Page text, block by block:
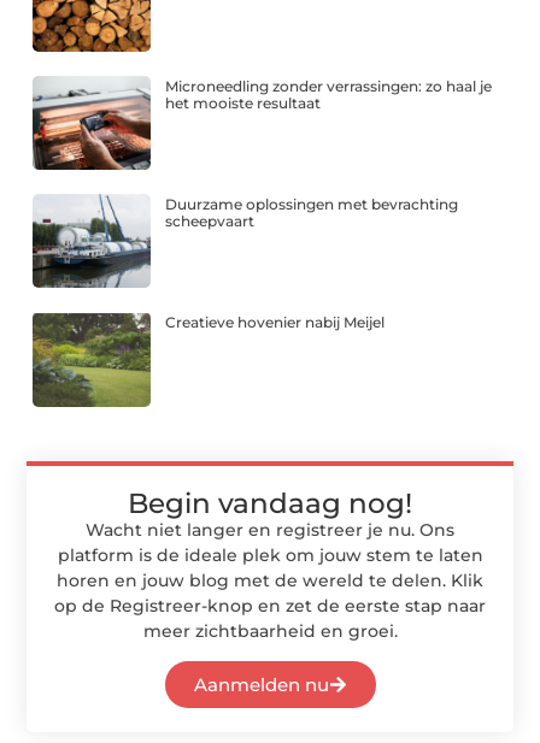
Microneedling zonder verrassingen: zo haal je
het mooiste resultaat
Duurzame oplossingen met bevrachting
scheepvaart
Creatieve hovenier nabij Meijel
Begin vandaag nog!
Wacht niet langer en registreer je nu. Ons
platform is de ideale plek om jouw stem te laten
horen en jouw blog met de wereld te delen. Klik
op de Registreer-knop en zet de eerste stap naar
meer zichtbaarheid en groei.
Aanmelden nu